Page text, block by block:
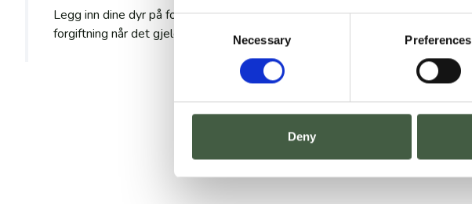
Consent
Selection
Necessary Preferences
Deny
Legg inn dine dyr på forhånd for å raskere kunne kalkulere farligheten av en
forgiftning når det gjelder.